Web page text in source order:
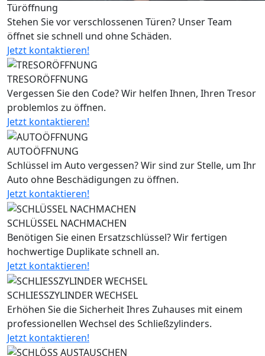
Türöffnung
Stehen Sie vor verschlossenen Türen? Unser Team
öffnet sie schnell und ohne Schäden.
Jetzt kontaktieren!
TRESORÖFFNUNG
Vergessen Sie den Code? Wir helfen Ihnen, Ihren Tresor
problemlos zu öffnen.
Jetzt kontaktieren!
AUTOÖFFNUNG
Schlüssel im Auto vergessen? Wir sind zur Stelle, um Ihr
Auto ohne Beschädigungen zu öffnen.
Jetzt kontaktieren!
SCHLÜSSEL NACHMACHEN
Benötigen Sie einen Ersatzschlüssel? Wir fertigen
hochwertige Duplikate schnell an.
Jetzt kontaktieren!
SCHLIESSZYLINDER WECHSEL
Erhöhen Sie die Sicherheit Ihres Zuhauses mit einem
professionellen Wechsel des Schließzylinders.
Jetzt kontaktieren!